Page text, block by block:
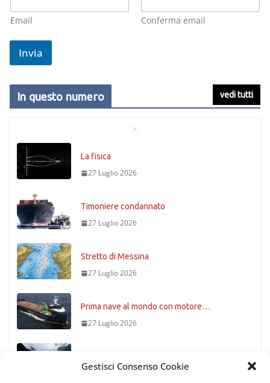
Gestisci Consenso Cookie
Email Conferma email
Invia
In questo numero vedi tutti
La fisica
27 Luglio 2026
Timoniere condannato
27 Luglio 2026
Stretto di Messina
27 Luglio 2026
Prima nave al mondo con motore…
27 Luglio 2026
27 Luglio 2026